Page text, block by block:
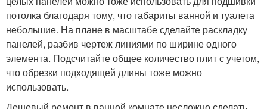
потолка благодаря тому, что габариты ванной и туалета
небольшие. На плане в масштабе сделайте раскладку
панелей, разбив чертеж линиями по ширине одного
элемента. Подсчитайте общее количество плит с учетом,
что обрезки подходящей длины тоже можно
использовать.